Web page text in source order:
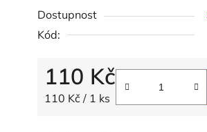
5,0
z
hvězdiček.
Dostupnost
Kód:
110 Kč
Měrná cena:
110 Kč / 1 ks